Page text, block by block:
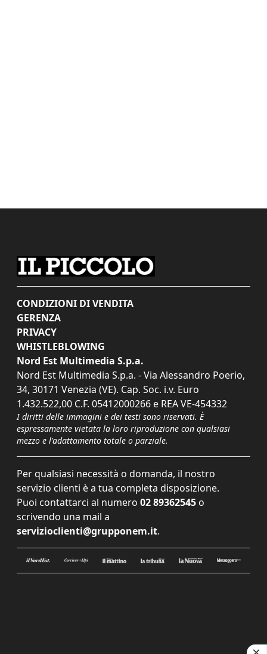
CONDIZIONI DI VENDITA
GERENZA
PRIVACY
WHISTLEBLOWING
Nord Est Multimedia S.p.a.
Nord Est Multimedia S.p.a. - Via Alessandro Poerio,
34, 30171 Venezia (VE). Cap. Soc. i.v. Euro
1.432.522,00 C.F. 05412000266 e REA VE-454332
I diritti delle immagini e dei testi sono riservati. È
espressamente vietata la loro riproduzione con qualsiasi
mezzo e l'adattamento totale o parziale.
Per qualsiasi necessità o domanda, il nostro
servizio clienti è a tua completa disposizione.
Puoi contattarci al numero 02 89362545 o
scrivendo una mail a
servizioclienti@grupponem.it.